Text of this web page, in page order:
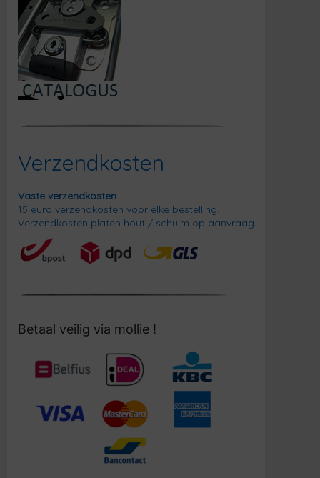
Verzendkosten
Vaste verzendkosten
15 euro verzendkosten voor elke bestelling.
Verzendkosten platen hout / schuim op aanvraag
Betaal veilig via mollie !